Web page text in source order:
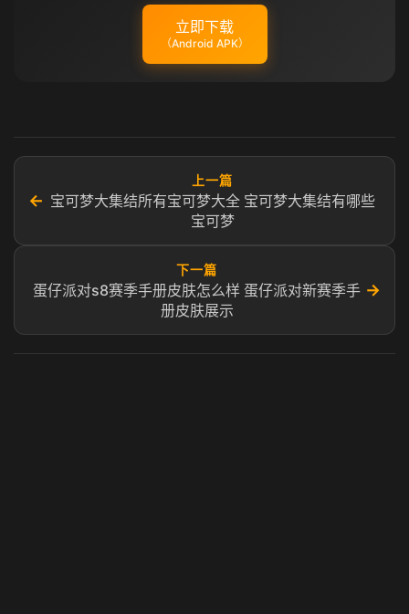
立即下载
（Android APK）
←
上一篇
宝可梦大集结所有宝可梦大全 宝可梦大集结有哪些
宝可梦
下一篇
蛋仔派对s8赛季手册皮肤怎么样 蛋仔派对新赛季手
册皮肤展示
→